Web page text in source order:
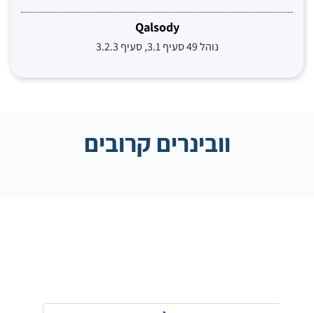
Qalsody
נוהל 49 סעיף 3.1, סעיף 3.2.3
וובינרים קרובים